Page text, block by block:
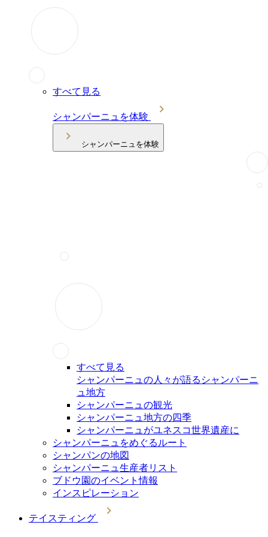
すべて見る
シャンパーニュを体験
シャンパーニュを体験
すべて見る
シャンパーニュの人々が語るシャンパーニ
ュ地方
シャンパーニュの観光
シャンパーニュ地方の四季
シャンパーニュがユネスコ世界遺産に
シャンパーニュをめぐるルート
シャンパンの地図
シャンパーニュ生産者リスト
ブドウ園のイベント情報
インスピレーション
テイスティング